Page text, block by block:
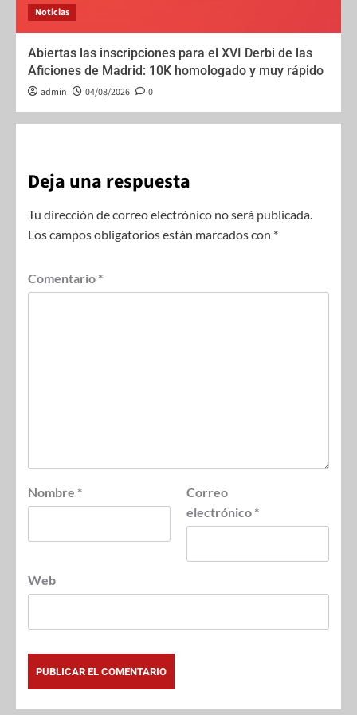
Noticias
Abiertas las inscripciones para el XVI Derbi de las
Aficiones de Madrid: 10K homologado y muy rápido
admin 04/08/2026 0
Deja una respuesta
Tu dirección de correo electrónico no será publicada.
Los campos obligatorios están marcados con *
Comentario *
Nombre *
Correo
electrónico *
Web